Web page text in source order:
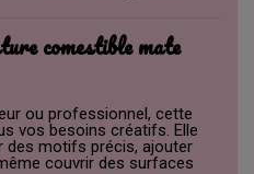
comestible mate
ou professionnel, cette
vos besoins créatifs. Elle
des motifs précis, ajouter
couvrir des surfaces